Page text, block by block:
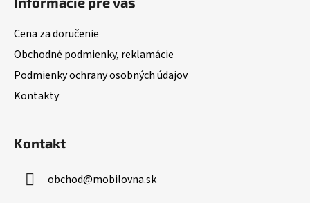
Cena za doručenie
Obchodné podmienky, reklamácie
Podmienky ochrany osobných údajov
Kontakty
Kontakt
obchod@mobilovna.sk